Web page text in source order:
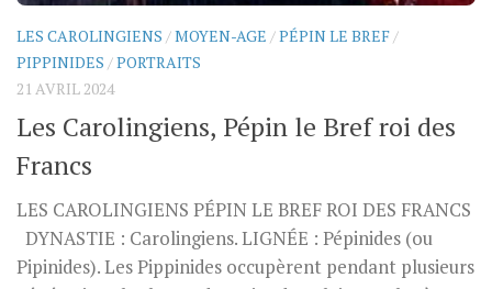
LES CAROLINGIENS /MOYEN-AGE /PÉPIN LE BREF/
PIPPINIDES /PORTRAITS
21 AVRIL 2024
Les Carolingiens, Pépin le Bref roi des
Francs
LES CAROLINGIENS PÉPIN LE BREF ROI DES FRANCS
DYNASTIE : Carolingiens. LIGNÉE : Pépinides (ou
Pipinides). Les Pippinides occupèrent pendant plusieurs